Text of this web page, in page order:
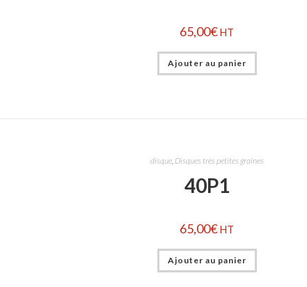
65,00€ HT
Ajouter au panier
disque, Disques très petites graines
40P1
65,00€ HT
Ajouter au panier